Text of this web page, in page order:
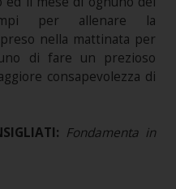
per allenare la
nella mattinata per
di fare un prezioso
consapevolezza di
Fondamenta in